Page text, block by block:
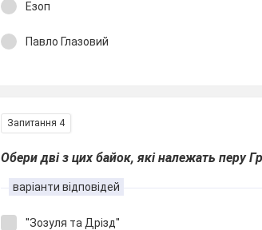
Езоп
Павло Глазовий
Запитання 4
Обери дві з цих байок, які належать перу
варіанти відповідей
''Зозуля та Дрізд''